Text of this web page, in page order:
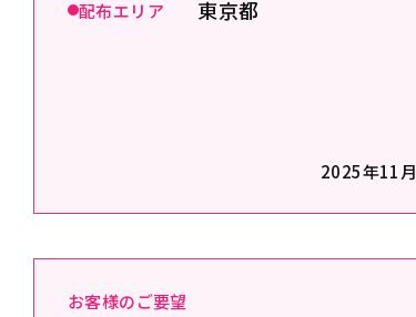
配布エリア 東京都
2025年11月
お客様のご要望